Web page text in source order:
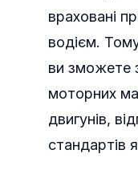
враховані
водієм.
ви зможете
моторних
двигунів,
стандартів